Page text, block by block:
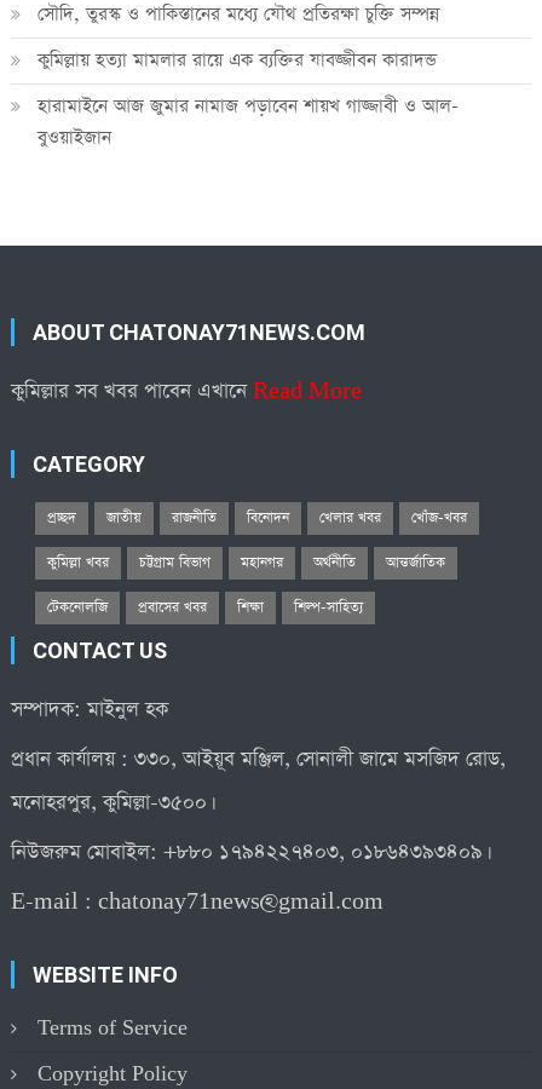
সৌদি, তুরস্ক ও পাকিস্তানের মধ্যে যৌথ প্রতিরক্ষা চুক্তি সম্পন্ন
কুমিল্লায় হত্যা মামলার রায়ে এক ব্যক্তির যাবজ্জীবন কারাদন্ড
হারামাইনে আজ জুমার নামাজ পড়াবেন শায়খ গাজ্জাবী ও আল-
বুওয়াইজান
ABOUT CHATONAY71NEWS.COM
কুমিল্লার সব খবর পাবেন এখানেRead More
CATEGORY
প্রচ্ছদ জাতীয় রাজনীতি বিনোদন খেলার খবর খোঁজ-খবর
কুমিল্লা খবর চট্টগ্রাম বিভাগ মহানগর অর্থনীতি আন্তর্জাতিক
টেকনোলজি প্রবাসের খবর শিক্ষা শিল্প-সাহিত্য
CONTACT US
সম্পাদক: মাইনুল হক
প্রধান কার্যালয় : ৩৩০, আইয়ূব মঞ্জিল, সোনালী জামে মসজিদ রোড,
মনোহরপুর, কুমিল্লা-৩৫০০।
নিউজরুম মোবাইল: +৮৮০ ১৭৯৪২২৭৪০৩, ০১৮৬৪৩৯৩৪০৯।
E-mail :chatonay71news@gmail.com
WEBSITE INFO
Terms of Service
Copyright Policy